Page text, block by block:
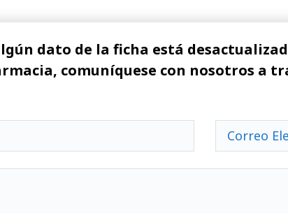
dato de la ficha está
comuníquese con nosotros a